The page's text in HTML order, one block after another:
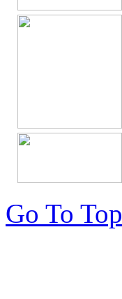
Go To Top